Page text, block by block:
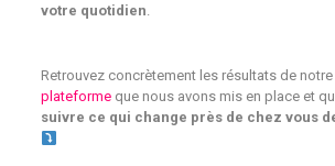
votre quotidien.
Retrouvez concrètement les résultats de
plateformeque nous avons mis en place et
suivre ce qui change près de chez vous